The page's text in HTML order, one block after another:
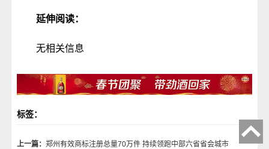
延伸阅读：
无相关信息
标签：
上一篇： 郑州有效商标注册总量70万件 持续领跑中部六省省会城市